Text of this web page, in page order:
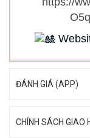
ĐÁNH GIÁ (APP)
CHÍNH SÁCH GIAO